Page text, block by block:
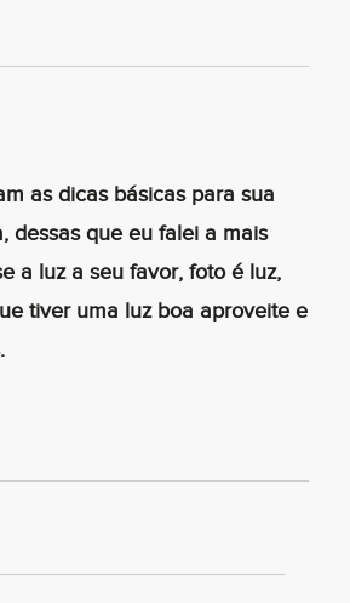
as dicas básicas para sua
dessas que eu falei a mais
a luz a seu favor, foto é luz,
tiver uma luz boa aproveite e